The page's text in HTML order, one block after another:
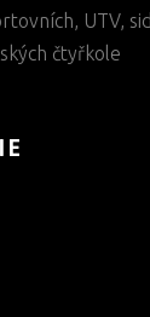
UTV,
čtyřkole